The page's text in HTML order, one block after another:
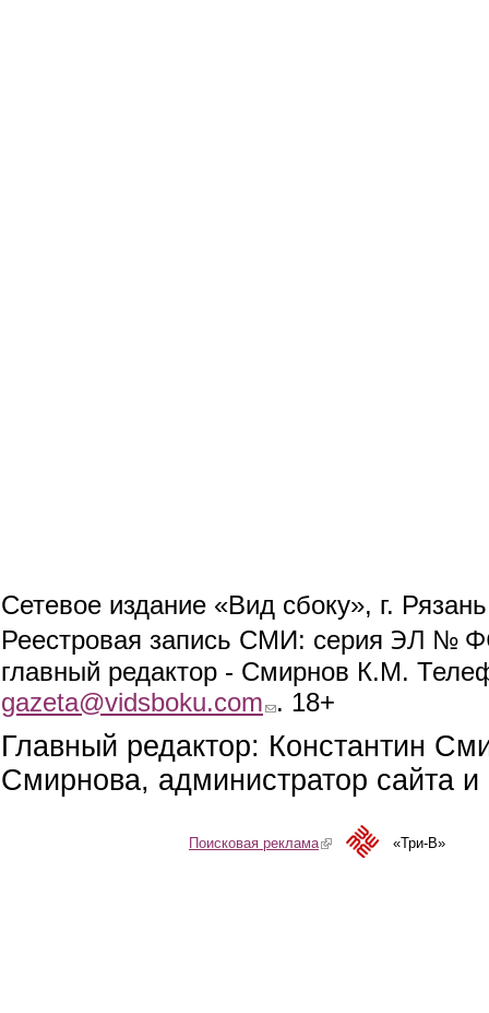
Сетевое издание «Вид сбоку», г.
Реестровая запись СМИ: серия ЭЛ №
главный редактор - Смирнов К.М.
gazeta@vidsboku.com (link sends e-mail)
. 18+
Главный редактор: Константин
Смирнова, администратор сайта
Поисковая реклама(link is external)«Три-В»